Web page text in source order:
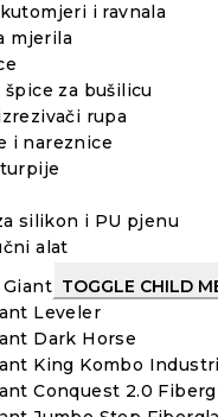
i ravnala
mjerila
špice za bušilicu
rupa
i nareznice
silikon i PU pjenu
alat
TOGGLE CHILD
Leveler
Dark Horse
King Kombo
Conquest 2.0